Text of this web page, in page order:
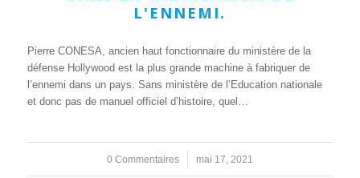
L'ENNEMI.
Pierre CONESA, ancien haut fonctionnaire du ministère de la
défense Hollywood est la plus grande machine à fabriquer de
l’ennemi dans un pays. Sans ministère de l’Education nationale
et donc pas de manuel officiel d’histoire, quel…
0 Commentaires
/ mai 17, 2021